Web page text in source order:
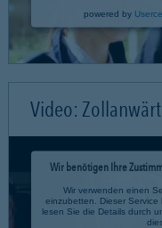
powered by
Video:
Wir benötigen Ihre
Wir verwenden einen
einzubetten. Dieser
lesen Sie die Details durch